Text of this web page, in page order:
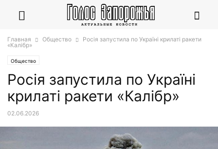
Главная Общество
Росія запустила по Україні крилаті ракети
«Калібр»
Общество
Росія запустила по Україні
крилаті ракети «Калібр»
02.06.2026